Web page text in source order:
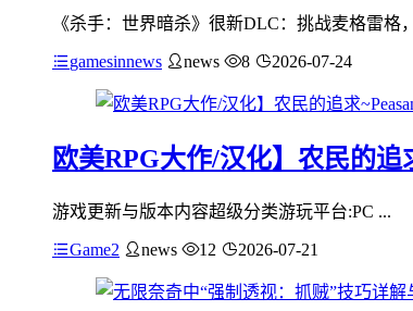
《杀手：世界暗杀》很新DLC：挑战麦格雷格
gamesinnews news 8 2026-07-24
欧美RPG大作/汉化】农民的追
游戏更新与版本内容超级分类游玩平台:PC ...
Game2 news 12 2026-07-21